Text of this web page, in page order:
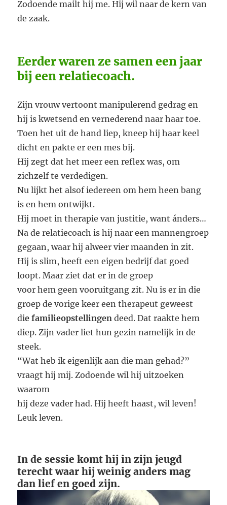
Zodoende mailt hij me. Hij wil naar de kern van
de zaak.
Eerder waren ze samen een jaar
bij een relatiecoach.
Zijn vrouw vertoont manipulerend gedrag en
hij is kwetsend en vernederend naar haar toe.
Toen het uit de hand liep, kneep hij haar keel
dicht en pakte er een mes bij.
Hij zegt dat het meer een reflex was, om
zichzelf te verdedigen.
Nu lijkt het alsof iedereen om hem heen bang
is en hem ontwijkt.
Hij moet in therapie van justitie, want ánders…
Na de relatiecoach is hij naar een mannengroep
gegaan, waar hij alweer vier maanden in zit.
Hij is slim, heeft een eigen bedrijf dat goed
loopt. Maar ziet dat er in de groep
voor hem geen vooruitgang zit. Nu is er in die
groep de vorige keer een therapeut geweest
die familieopstellingen deed. Dat raakte hem
diep. Zijn vader liet hun gezin namelijk in de
steek.
“Wat heb ik eigenlijk aan die man gehad?”
vraagt hij mij. Zodoende wil hij uitzoeken
waarom
hij deze vader had. Hij heeft haast, wil leven!
Leuk leven.
In de sessie komt hij in zijn jeugd
terecht waar hij weinig anders mag
dan lief en goed zijn.